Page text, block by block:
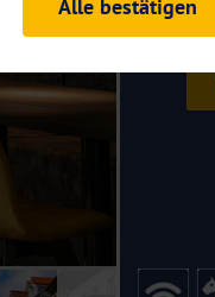
und Analysen. Mithilfe
Auftritts ermitteln und
es zu einer Drittlands
Daten finden Sie in unseren
Alle bestätigen